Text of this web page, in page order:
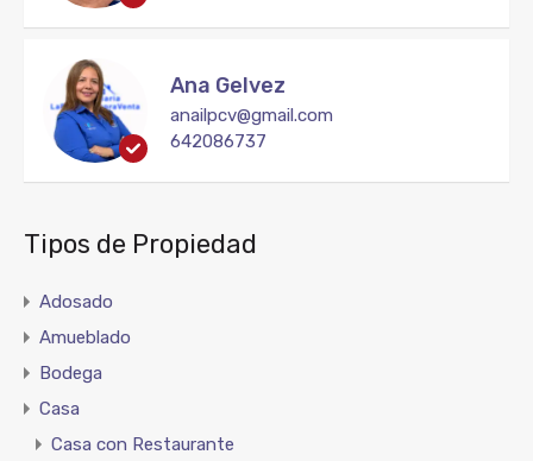
Ana Gelvez
anailpcv@gmail.com
642086737
Tipos de Propiedad
Adosado
Amueblado
Bodega
Casa
Casa con Restaurante